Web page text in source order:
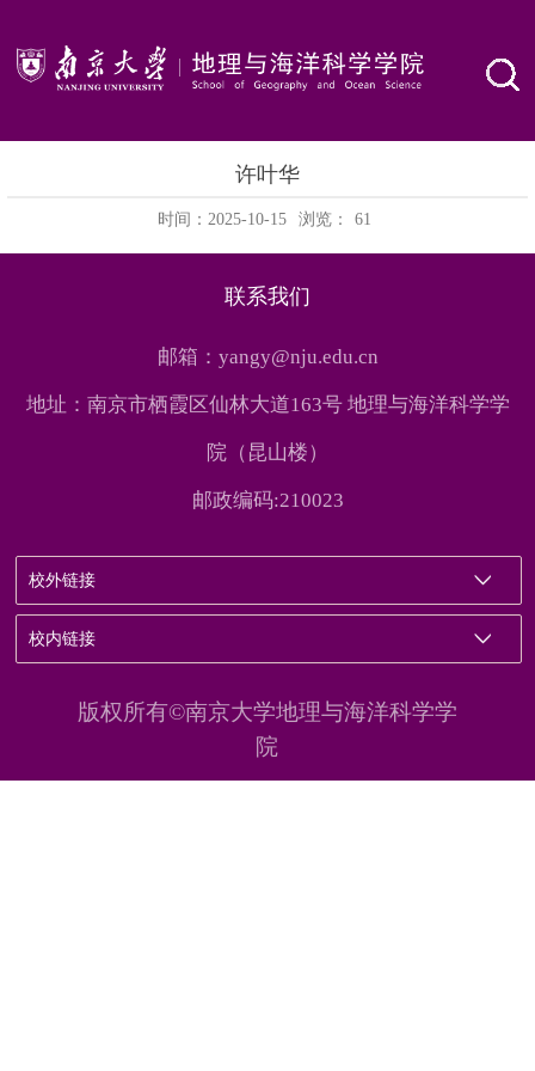
许叶华
时间：2025-10-15 浏览： 61
联系我们
邮箱：yangy@nju.edu.cn
地址：南京市栖霞区仙林大道163号 地理与海洋科学学
院（昆山楼）
邮政编码:210023
校外链接
校内链接
版权所有©南京大学地理与海洋科学学
院